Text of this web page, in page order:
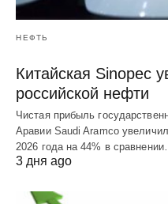
НЕФТЬ
Китайская Sinopec
российской нефти
Чистая прибыль
Аравии Saudi Aramco
2026 года на 44% в
3 дня ago